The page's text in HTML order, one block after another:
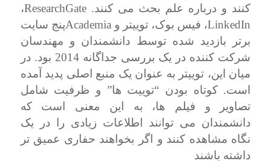
کنند و درباره علم بحث می کنند.ResearchGate،
LinkedIn، فیس بوک، توییتر وAcademiaپنج سایت
برتر بازدید شده توسط دانشمندان و مهندسان
شرکت کننده در یک بررسی جداگانه 2014 بود. در
میان این، توییتر به عنوان یک منبع اصلی پدید آمده
است. کوتاه بودن “توییت ها” و ظرفیت شامل
تصاویر و فیلم ها، به این معنی است که
دانشمندان می توانند اطلاعات زیادی را در یک
نگاه مشاهده کنند و اگر بخواهند حفاری عمیق تر
داشته باشند